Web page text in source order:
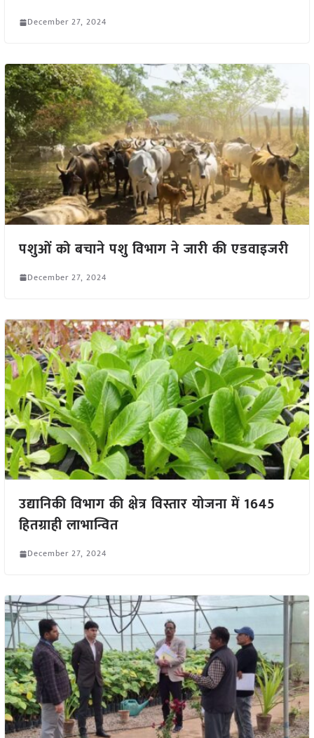
December 27, 2024
पशुओं को बचाने पशु विभाग ने जारी की एडवाइजरी
December 27, 2024
उद्यानिकी विभाग की क्षेत्र विस्तार योजना में 1645
हितग्राही लाभान्वित
December 27, 2024